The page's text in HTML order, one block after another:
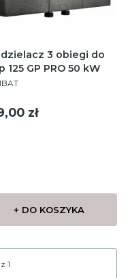
3 obiegi do
125 GP PRO 50 kW
zł
+ DO KOSZYKA
z 1